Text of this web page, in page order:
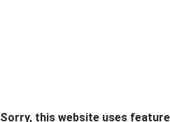
Sorry, this website uses